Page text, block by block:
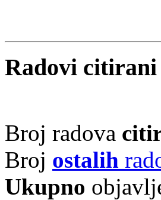
Radovi
Broj radova
Broj ostalih
Ukupno